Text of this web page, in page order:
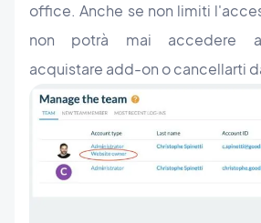
office. Anche se non limiti
non potrà mai accedere
acquistare add-on o cancellarti